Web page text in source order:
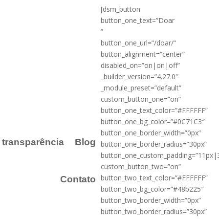
transparência Blog
Contato
[dsm_button
button_one_text=”Doar
”
button_one_url=”/doar/”
button_alignment=”center”
disabled_on=”on|on|off”
_builder_version=”4.27.0″
_module_preset=”default”
custom_button_one=”on”
button_one_text_color=”#FFFFFF”
button_one_bg_color=”#0C71C3″
button_one_border_width=”0px”
button_one_border_radius=”30px”
custom_button_two=”on”
button_two_text_color=”#FFFFFF”
button_two_bg_color=”#48b225″
button_two_border_width=”0px”
button_two_border_radius=”30px”